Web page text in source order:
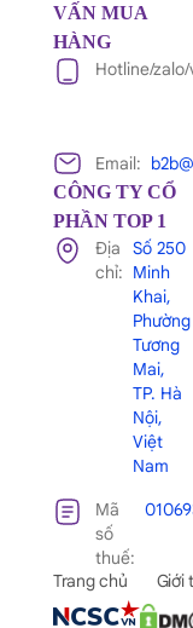
VẤN MUA
HÀNG
Hotline/
Email:
CÔNG TY CỔ
PHẦN TOP 1
Địa
chỉ:
Số 250
Minh
Khai,
Phường
Tương
Mai,
TP. Hà
Nội,
Việt
Nam
Mã
số
thuế:
Trang chủ Giới